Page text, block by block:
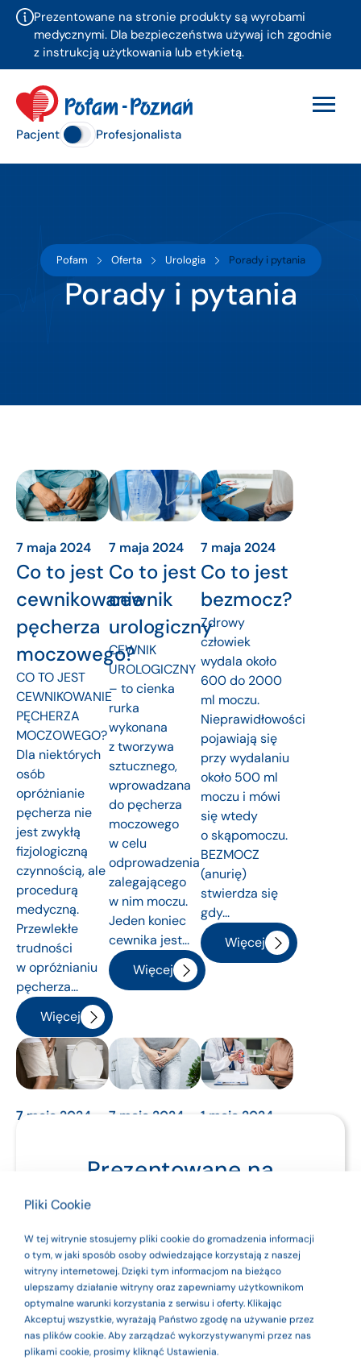
Prezentowane na stronie produkty są wyrobami
medycznymi. Dla bezpieczeństwa używaj ich zgodnie
z instrukcją użytkowania lub etykietą.
Pacjent Profesjonalista
Pofam Oferta Urologia Porady i pytania
Porady i pytania
7 maja 2024
Co to jest
cewnikowanie
pęcherza
moczowego?
CO TO JEST
CEWNIKOWANIE
PĘCHERZA
MOCZOWEGO?
Dla niektórych
osób
opróżnianie
pęcherza nie
jest zwykłą
fizjologiczną
czynnością, ale
procedurą
medyczną.
Przewlekłe
trudności
w opróżnianiu
pęcherza...
Więcej
7 maja 2024
Co to jest
cewnik
urologiczny
CEWNIK
UROLOGICZNY
– to cienka
rurka
wykonana
z tworzywa
sztucznego,
wprowadzana
do pęcherza
moczowego
w celu
odprowadzenia
zalegającego
w nim moczu.
Jeden koniec
cewnika jest...
Więcej
7 maja 2024
Co to jest
bezmocz?
Zdrowy
człowiek
wydala około
600 do 2000
ml moczu.
Nieprawidłowości
pojawiają się
przy wydalaniu
około 500 ml
moczu i mówi
się wtedy
o skąpomoczu.
BEZMOCZ
(anurię)
stwierdza się
gdy...
Więcej
7 maja 2024
zatrzymania
często jest
mylony
z bezmoczem
(kiedy nerki
w ogóle go nie
produkują) lub
7 maja 2024
moczu
– to
mimowolne
(niezależne od
świadomej
decyzji danej
osoby)
1 maja 2024
moczowy
i fizjologia
Jakie funkcje
pełni układ
moczowy ?
Układ
moczowy
Prezentowane na
stronie produkty są
wyrobami
medycznymi. Dla
bezpieczeństwa
używaj ich zgodnie
z instrukcją
Pliki Cookie
W tej witrynie stosujemy pliki cookie do gromadzenia informacji
o tym, w jaki sposób osoby odwiedzające korzystają z naszej
witryny internetowej. Dzięki tym informacjom na bieżąco
ulepszamy działanie witryny oraz zapewniamy użytkownikom
optymalne warunki korzystania z serwisu i oferty. Klikając
Akceptuj wszystkie, wyrażają Państwo zgodę na używanie przez
nas plików cookie. Aby zarządzać wykorzystywanymi przez nas
plikami cookie, prosimy kliknąć Ustawienia.